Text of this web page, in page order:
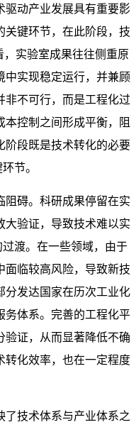
驱动产业发展具有重要影
关键环节，在此阶段，技
，实验室成果往往侧重原
中实现稳定运行，并兼顾
非不可行，而是工程化过
控制之间形成平衡，阻
阶段既是技术转化的必要
节。
阻碍。科研成果停留在实
大验证，导致技术难以实
过渡。在一些领域，由于
面临较高风险，导致新技
分发达国家在历次工业化
务体系。完善的工程化平
验证，从而显著降低不确
转化效率，也在一定程度
了技术体系与产业体系之